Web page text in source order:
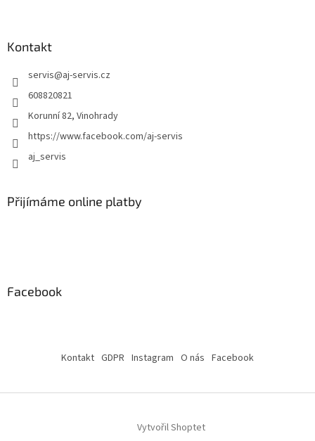
Kontakt
servis@aj-servis.cz
608820821
Korunní 82, Vinohrady
https://www.facebook.com/aj-servis
aj_servis
Přijímáme online platby
Facebook
Kontakt GDPR Instagram O nás Facebook
Vytvořil Shoptet